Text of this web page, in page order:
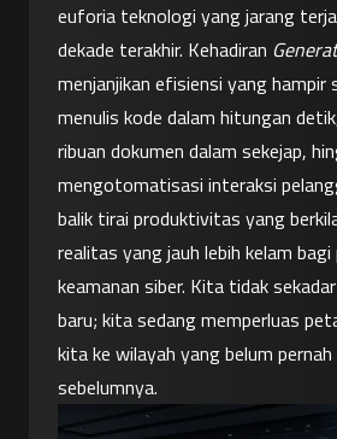
euforia teknologi yang jarang
dekade terakhir. Kehadiran
menjanjikan efisiensi yang hampir
menulis kode dalam hitungan
ribuan dokumen dalam sekejap,
mengotomatisasi interaksi
balik tirai produktivitas yang
realitas yang jauh lebih kelam
keamanan siber. Kita tidak
baru; kita sedang memperluas
kita ke wilayah yang belum
sebelumnya.